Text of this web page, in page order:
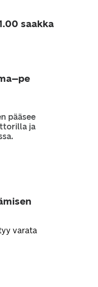
saakka
pääsee
ja
varata